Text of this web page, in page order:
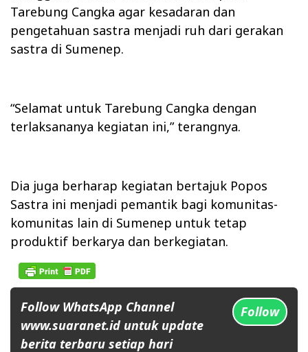
Tarebung Cangka agar kesadaran dan
pengetahuan sastra menjadi ruh dari gerakan
sastra di Sumenep.
“Selamat untuk Tarebung Cangka dengan
terlaksananya kegiatan ini,” terangnya.
Dia juga berharap kegiatan bertajuk Popos
Sastra ini menjadi pemantik bagi komunitas-
komunitas lain di Sumenep untuk tetap
produktif berkarya dan berkegiatan.
Follow WhatsApp Channel
www.suaranet.id untuk update
berita terbaru setiap hari
Follow